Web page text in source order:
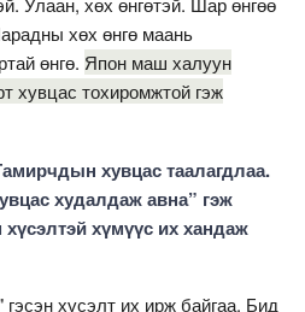
хөх өнгө маань
өнгө. Япон маш халуун
хувцас тохиромжтой гэж
хувцас таалагдлаа.
худалдаж авна” гэж
хүмүүс их хандаж
хүсэлт их ирж байгаа. Бид